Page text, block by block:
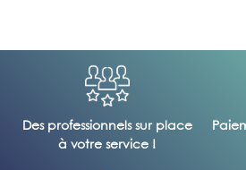
Des professionnels sur place
à votre service !